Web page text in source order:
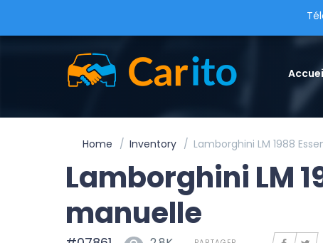
Home Inventory Lamborghini LM 1988
Lamborghini LM
manuelle